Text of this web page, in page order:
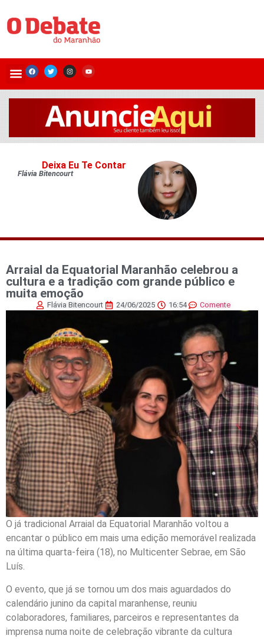
Deixa Eu Te Contar
Flávia Bitencourt
Arraial da Equatorial Maranhão celebrou a
cultura e a tradição com grande público e
muita emoção
Flávia Bitencourt 24/06/2025 16:54 Comente
O já tradicional Arraial da Equatorial Maranhão voltou a
encantar o público em mais uma edição memorável realizada
na última quarta-feira (18), no Multicenter Sebrae, em São
Luís.
O evento, que já se tornou um dos mais aguardados do
calendário junino da capital maranhense, reuniu
colaboradores, familiares, parceiros e representantes da
imprensa numa noite de celebração vibrante da cultura